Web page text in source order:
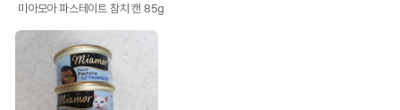
미아모아 파스테이트 참치 캔 85g